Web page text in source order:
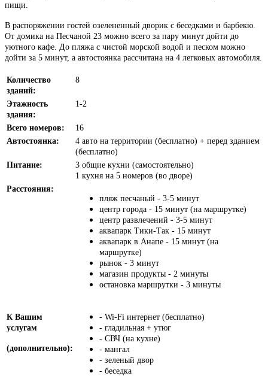
пищи.
В распоряжении гостей озелененный дворик с беседками и барбекю.
От домика на Песчаной 23 можно всего за пару минут дойти до
уютного кафе. До пляжа с чистой морской водой и песком можно
дойти за 5 минут, а автостоянка рассчитана на 4 легковых автомобиля.
Количество
зданий:
8
Этажность
здания:
1-2
Всего номеров:
16
Автостоянка:
4 авто на территории (бесплатно) + перед зданием
(бесплатно)
Питание:
3 общие кухни (самостоятельно)
1 кухня на 5 номеров (во дворе)
Расстояния:
пляж песчаный - 3-5 минут
центр города - 15 минут (на маршрутке)
центр развлечений - 3-5 минут
аквапарк Тики-Так - 15 минут
аквапарк в Анапе - 15 минут (на
маршрутке)
рынок - 3 минут
магазин продукты - 2 минуты
остановка маршрутки - 3 минуты
К Вашим
услугам
(дополнительно):
- Wi-Fi интернет (бесплатно)
- гладильная + утюг
- СВЧ (на кухне)
- мангал
- зеленый двор
- беседка